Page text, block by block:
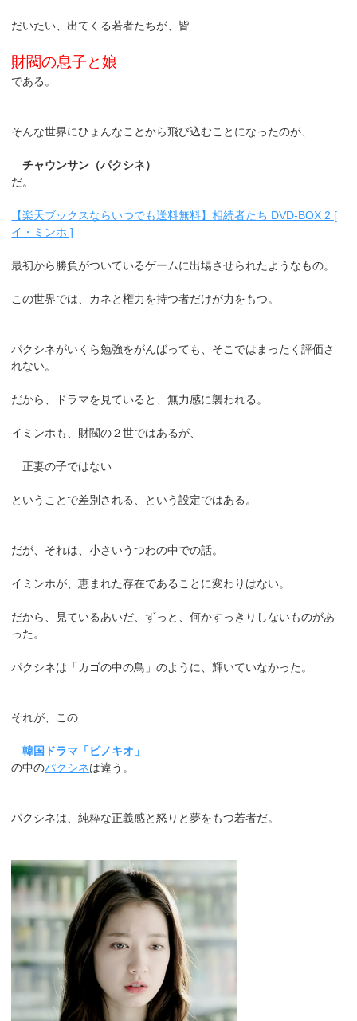
だいたい、出てくる若者たちが、皆
財閥の息子と娘
である。
そんな世界にひょんなことから飛び込むことになったのが、
チャウンサン（パクシネ）
だ。
【楽天ブックスならいつでも送料無料】相続者たち DVD-BOX 2 [
イ・ミンホ ]
最初から勝負がついているゲームに出場させられたようなもの。
この世界では、カネと権力を持つ者だけが力をもつ。
パクシネがいくら勉強をがんばっても、そこではまったく評価さ
れない。
だから、ドラマを見ていると、無力感に襲われる。
イミンホも、財閥の２世ではあるが、
正妻の子ではない
ということで差別される、という設定ではある。
だが、それは、小さいうつわの中での話。
イミンホが、恵まれた存在であることに変わりはない。
だから、見ているあいだ、ずっと、何かすっきりしないものがあ
った。
パクシネは「カゴの中の鳥」のように、輝いていなかった。
それが、この
韓国ドラマ「ピノキオ」
の中のパクシネは違う。
パクシネは、純粋な正義感と怒りと夢をもつ若者だ。